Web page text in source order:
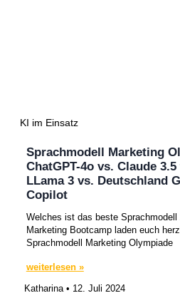
KI im Einsatz
Sprachmodell Marketing
ChatGPT-4o vs. Claude
LLama 3 vs. Deutschland
Copilot
Welches ist das beste
Marketing Bootcamp laden euch
Sprachmodell Marketing Olympiade
weiterlesen »
Katharina
12. Juli 2024